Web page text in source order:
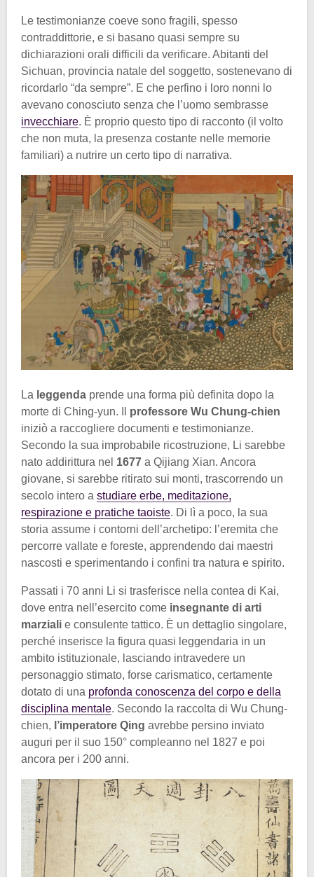
Le testimonianze coeve sono fragili, spesso
contraddittorie, e si basano quasi sempre su
dichiarazioni orali difficili da verificare. Abitanti del
Sichuan, provincia natale del soggetto, sostenevano di
ricordarlo “da sempre”. E che perfino i loro nonni lo
avevano conosciuto senza che l’uomo sembrasse
invecchiare. È proprio questo tipo di racconto (il volto
che non muta, la presenza costante nelle memorie
familiari) a nutrire un certo tipo di narrativa.
La leggenda prende una forma più definita dopo la
morte di Ching-yun. Il professore Wu Chung-chien
iniziò a raccogliere documenti e testimonianze.
Secondo la sua improbabile ricostruzione, Li sarebbe
nato addirittura nel 1677 a Qijiang Xian. Ancora
giovane, si sarebbe ritirato sui monti, trascorrendo un
secolo intero a studiare erbe, meditazione,
respirazione e pratiche taoiste. Di lì a poco, la sua
storia assume i contorni dell’archetipo: l’eremita che
percorre vallate e foreste, apprendendo dai maestri
nascosti e sperimentando i confini tra natura e spirito.
Passati i 70 anni Li si trasferisce nella contea di Kai,
dove entra nell’esercito come insegnante di arti
marziali e consulente tattico. È un dettaglio singolare,
perché inserisce la figura quasi leggendaria in un
ambito istituzionale, lasciando intravedere un
personaggio stimato, forse carismatico, certamente
dotato di una profonda conoscenza del corpo e della
disciplina mentale. Secondo la raccolta di Wu Chung-
chien, l’imperatore Qing avrebbe persino inviato
auguri per il suo 150° compleanno nel 1827 e poi
ancora per i 200 anni.